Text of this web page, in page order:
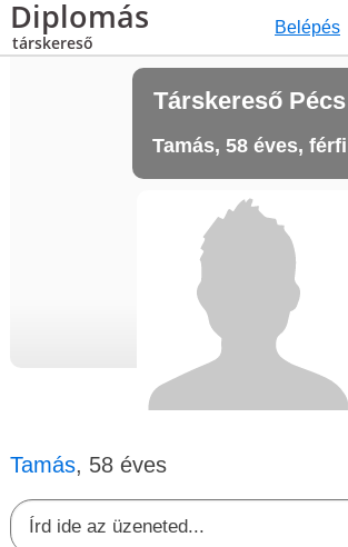
Diplomás
társkereső
Belépés
Társkereső Pécs
Tamás, 58 éves, férfi
Tamás, 58 éves